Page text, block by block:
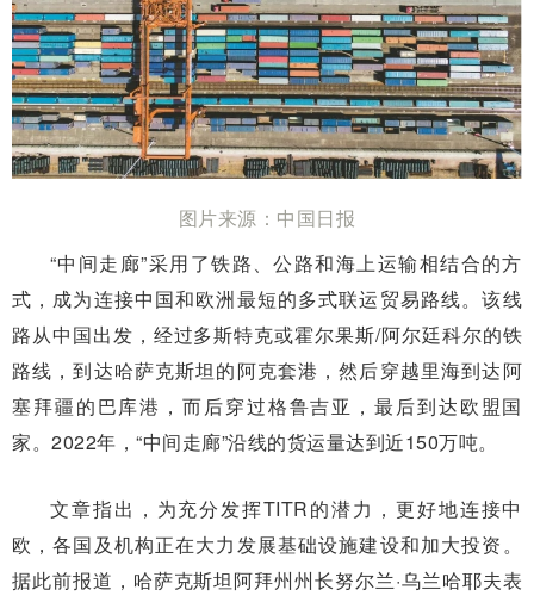
图片来源：中国日报
“中间走廊”采用了铁路、公路和海上运输相结合的方
式，成为连接中国和欧洲最短的多式联运贸易路线。该线
路从中国出发，经过多斯特克或霍尔果斯/阿尔廷科尔的铁
路线，到达哈萨克斯坦的阿克套港，然后穿越里海到达阿
塞拜疆的巴库港，而后穿过格鲁吉亚，最后到达欧盟国
家。2022年，“中间走廊”沿线的货运量达到近150万吨。
文章指出，为充分发挥TITR的潜力，更好地连接中
欧，各国及机构正在大力发展基础设施建设和加大投资。
据此前报道，哈萨克斯坦阿拜州州长努尔兰·乌兰哈耶夫表